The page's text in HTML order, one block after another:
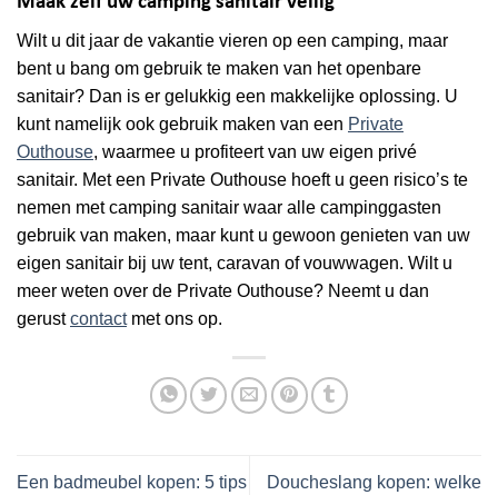
Wilt u dit jaar de vakantie vieren op een camping, maar
bent u bang om gebruik te maken van het openbare
sanitair? Dan is er gelukkig een makkelijke oplossing. U
kunt namelijk ook gebruik maken van een Private
Outhouse, waarmee u profiteert van uw eigen privé
sanitair. Met een Private Outhouse hoeft u geen risico’s te
nemen met camping sanitair waar alle campinggasten
gebruik van maken, maar kunt u gewoon genieten van uw
eigen sanitair bij uw tent, caravan of vouwwagen. Wilt u
meer weten over de Private Outhouse? Neemt u dan
gerustcontactmet ons op.
Een badmeubel kopen: 5 tips Doucheslang kopen: welke